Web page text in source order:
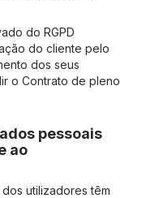
do RGPD
do cliente pelo
dos seus
o Contrato de pleno
pessoais
ao
utilizadores têm